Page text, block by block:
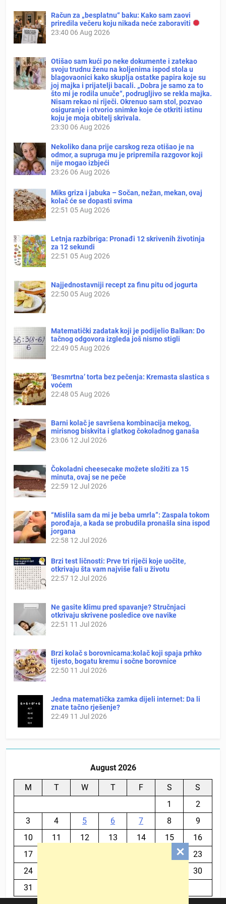
Račun za „besplatnu“ baku: Kako sam zaovi
priredila večeru koju nikada neće zaboraviti
23:40 06 Aug 2026
Otišao sam kući po neke dokumente i zatekao
svoju trudnu ženu na koljenima ispod stola u
blagovaonici kako skuplja ostatke papira koje su
joj majka i prijatelji bacali. „Dobra je samo za to
što mi je rodila unuče“, podrugljivo se rekla majka.
Nisam rekao ni riječi. Okrenuo sam stol, pozvao
osiguranje i otvorio snimke koje će otkriti istinu
koju je moja obitelj skrivala.
23:30 06 Aug 2026
Nekoliko dana prije carskog reza otišao je na
odmor, a supruga mu je pripremila razgovor koji
nije mogao izbjeći
23:26 06 Aug 2026
Miks griza i jabuka – Sočan, nežan, mekan, ovaj
kolač će se dopasti svima
22:51 05 Aug 2026
Letnja razbibriga: Pronađi 12 skrivenih životinja
za 12 sekundi
22:51 05 Aug 2026
Najjednostavniji recept za finu pitu od jogurta
22:50 05 Aug 2026
Matematički zadatak koji je podijelio Balkan: Do
tačnog odgovora izgleda još nismo stigli
22:49 05 Aug 2026
‘Besmrtna’ torta bez pečenja: Kremasta slastica s
voćem
22:48 05 Aug 2026
Barni kolač je savršena kombinacija mekog,
mirisnog biskvita i glatkog čokoladnog ganaša
23:06 12 Jul 2026
Čokoladni cheesecake možete složiti za 15
minuta, ovaj se ne peče
22:59 12 Jul 2026
“Mislila sam da mi je beba umrla”: Zaspala tokom
porođaja, a kada se probudila pronašla sina ispod
jorgana
22:58 12 Jul 2026
Brzi test ličnosti: Prve tri riječi koje uočite,
otkrivaju šta vam najviše fali u životu
22:57 12 Jul 2026
Ne gasite klimu pred spavanje? Stručnjaci
otkrivaju skrivene posledice ove navike
22:51 11 Jul 2026
Brzi kolač s borovnicama:kolač koji spaja prhko
tijesto, bogatu kremu i sočne borovnice
22:50 11 Jul 2026
Jedna matematička zamka dijeli internet: Da li
znate tačno rješenje?
22:49 11 Jul 2026
August 2026
M T W T F S
S
1
2
3
4 5 6 7 8
9
10
11 12 13 14 15
16
17
23
24
30
31